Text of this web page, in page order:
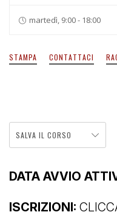
martedì, 9:00 - 18:00
STAMPA CONTATTACI
SALVA IL CORSO
DATA AVVIO
ISCRIZIONI: